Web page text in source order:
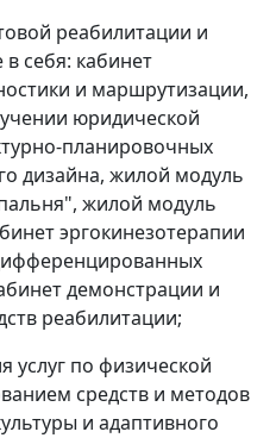
реабилитации и
себя: кабинет
и маршрутизации,
юридической
планировочных
дизайна, жилой модуль
жилой модуль
эргокинезотерапии
демонстрации и
реабилитации;
услуг по физической
средств и методов
и адаптивного